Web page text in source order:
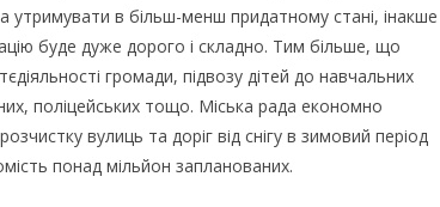
в більш-менш придатному стані, інакше
буде дуже дорого і складно. Тим більше, що
громади, підвозу дітей до навчальних
поліцейських тощо. Міська рада економно
вулиць та доріг від снігу в зимовий період
понад мільйон запланованих.